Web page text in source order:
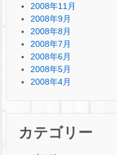
2008年11月
2008年9月
2008年8月
2008年7月
2008年6月
2008年5月
2008年4月
カテゴリー